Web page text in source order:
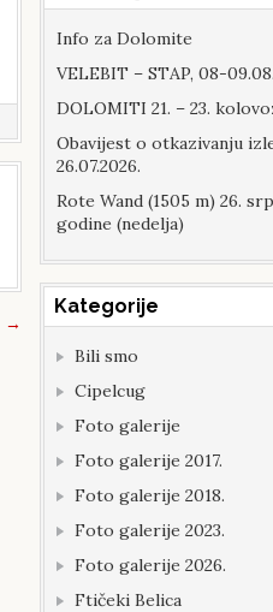
→
Info za Dolomite
VELEBIT – STAP, 08-
DOLOMITI 21. – 23.
Obavijest o otkazivanju
26.07.2026.
Rote Wand (1505 m) 26.
godine (nedelja)
Kategorije
Bili smo
Cipelcug
Foto galerije
Foto galerije 2017.
Foto galerije 2018.
Foto galerije 2023.
Foto galerije 2026.
Ftičeki Belica